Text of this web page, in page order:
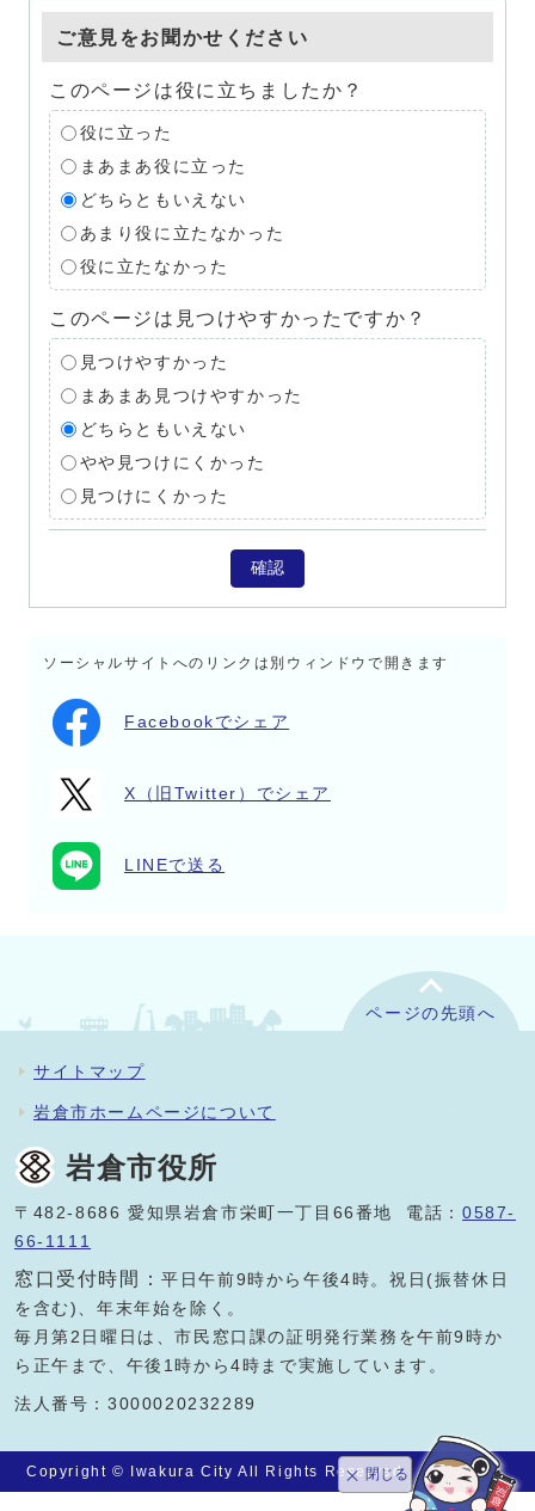
ご意見をお聞かせください
このページは役に立ちましたか？
役に立った
まあまあ役に立った
どちらともいえない
あまり役に立たなかった
役に立たなかった
このページは見つけやすかったですか？
見つけやすかった
まあまあ見つけやすかった
どちらともいえない
やや見つけにくかった
見つけにくかった
確認
ソーシャルサイトへのリンクは別ウィンドウで開きます
Facebookでシェア
X（旧Twitter）でシェア
LINEで送る
閉じる
ページの先頭へ
サイトマップ
岩倉市ホームページについて
岩倉市役所
〒482-8686 愛知県岩倉市栄町一丁目66番地 電話：0587-
66-1111
窓口受付時間：平日午前9時から午後4時。祝日(振替休日
を含む)、年末年始を除く。
毎月第2日曜日は、市民窓口課の証明発行業務を午前9時か
ら正午まで、午後1時から4時まで実施しています。
法人番号：3000020232289
Copyright © Iwakura City All Rights Reserved.